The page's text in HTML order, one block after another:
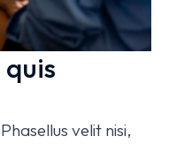
velit nisi,